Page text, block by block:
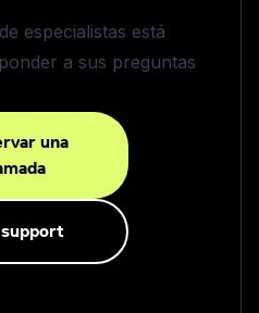
especialistas está
a sus preguntas
una